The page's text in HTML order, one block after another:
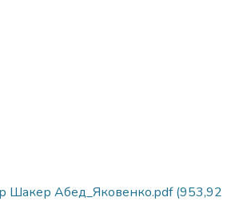
Шакер Абед_Яковенко.pdf(953,92